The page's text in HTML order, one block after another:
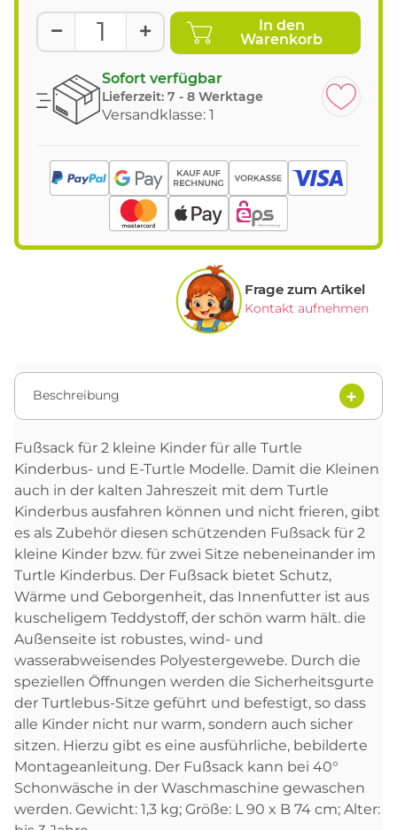
In den
Warenkorb
Sofort verfügbar
Lieferzeit: 7 - 8 Werktage
Versandklasse: 1
Frage zum Artikel
Kontakt aufnehmen
Beschreibung
Fußsack für 2 kleine Kinder für alle Turtle
Kinderbus- und E-Turtle Modelle. Damit die Kleinen
auch in der kalten Jahreszeit mit dem Turtle
Kinderbus ausfahren können und nicht frieren, gibt
es als Zubehör diesen schützenden Fußsack für 2
kleine Kinder bzw. für zwei Sitze nebeneinander im
Turtle Kinderbus. Der Fußsack bietet Schutz,
Wärme und Geborgenheit, das Innenfutter ist aus
kuscheligem Teddystoff, der schön warm hält. die
Außenseite ist robustes, wind- und
wasserabweisendes Polyestergewebe. Durch die
speziellen Öffnungen werden die Sicherheitsgurte
der Turtlebus-Sitze geführt und befestigt, so dass
alle Kinder nicht nur warm, sondern auch sicher
sitzen. Hierzu gibt es eine ausführliche, bebilderte
Montageanleitung. Der Fußsack kann bei 40°
Schonwäsche in der Waschmaschine gewaschen
werden. Gewicht: 1,3 kg; Größe: L 90 x B 74 cm; Alter: